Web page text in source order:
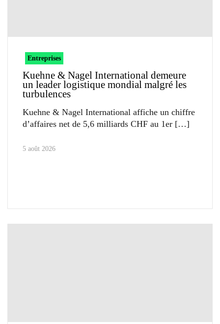
Entreprises
Kuehne & Nagel International demeure
un leader logistique mondial malgré les
turbulences
Kuehne & Nagel International affiche un chiffre
d’affaires net de 5,6 milliards CHF au 1er
5 août 2026